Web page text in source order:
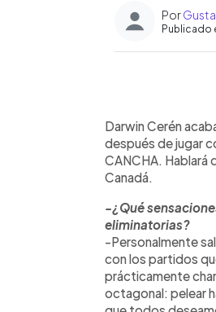
Por
Publicado
►
Darwin Cerén
después de jugar
CANCHA.
Canadá.
-¿Qué
eliminatorias?
-Personalmente
con los partidos
prácticamente
octagonal: pelear